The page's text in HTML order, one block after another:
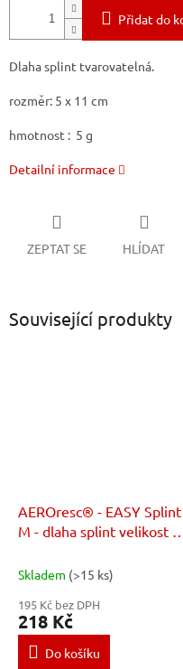
Přidat do
Dlaha splint tvarovatelná.
rozměr: 5 x 11 cm
hmotnost : 5 g
Detailní informace
ZEPTAT SE HLÍDAT
Související produkty
AEROresc® - EASY Splint
M - dlaha splint velikost
Skladem (>15 ks)
195 Kč bez DPH
218 Kč
Do košíku